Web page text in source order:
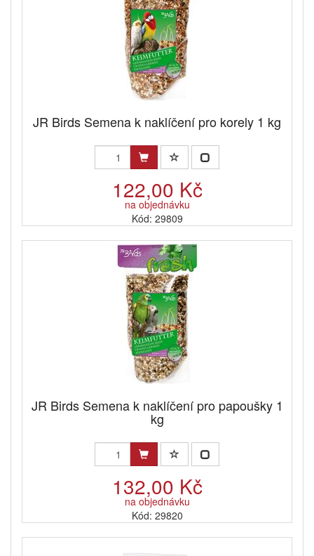
JR Birds Semena k naklíčení pro korely 1 kg
122,00 Kč
na objednávku
Kód: 29809
JR Birds Semena k naklíčení pro papoušky 1
kg
132,00 Kč
na objednávku
Kód: 29820